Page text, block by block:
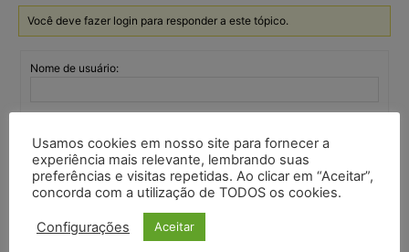
Você deve fazer login para responder a este tópico.
Nome de usuário:
Mantenha-me
autenticado
Entrar
Usamos cookies em nosso site para fornecer a
experiência mais relevante, lembrando suas
preferências e visitas repetidas. Ao clicar em “Aceitar”,
concorda com a utilização de TODOS os cookies.
Configurações Aceitar